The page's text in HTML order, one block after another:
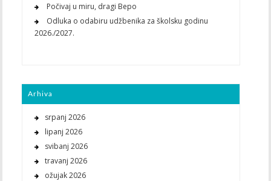
Počivaj u miru, dragi Bepo
Odluka o odabiru udžbenika za školsku godinu
2026./2027.
Arhiva
srpanj 2026
lipanj 2026
svibanj 2026
travanj 2026
ožujak 2026